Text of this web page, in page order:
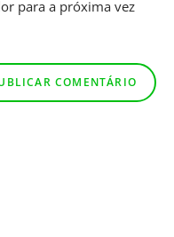
para a próxima vez